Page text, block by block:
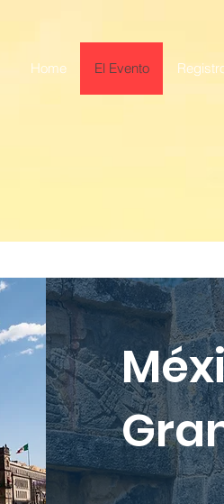
Home El Evento